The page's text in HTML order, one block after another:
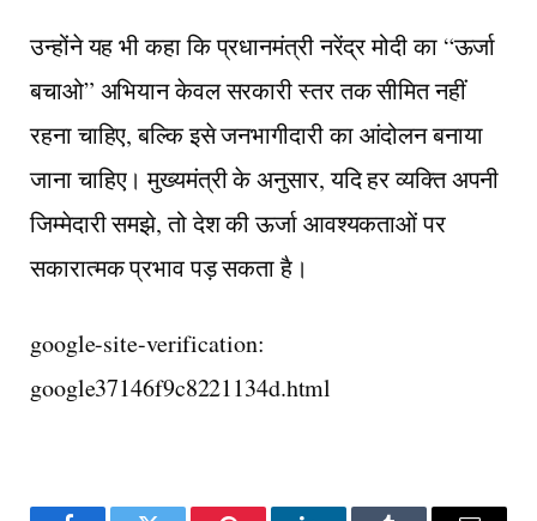
उन्होंने यह भी कहा कि प्रधानमंत्री नरेंद्र मोदी का “ऊर्जा
बचाओ” अभियान केवल सरकारी स्तर तक सीमित नहीं
रहना चाहिए, बल्कि इसे जनभागीदारी का आंदोलन बनाया
जाना चाहिए। मुख्यमंत्री के अनुसार, यदि हर व्यक्ति अपनी
जिम्मेदारी समझे, तो देश की ऊर्जा आवश्यकताओं पर
सकारात्मक प्रभाव पड़ सकता है।
google-site-verification:
google37146f9c8221134d.html